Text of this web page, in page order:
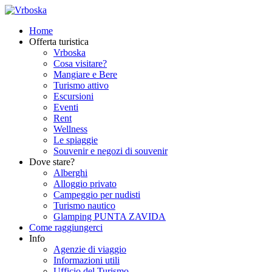
Home
Offerta turistica
Vrboska
Cosa visitare?
Mangiare e Bere
Turismo attivo
Escursioni
Eventi
Rent
Wellness
Le spiaggie
Souvenir e negozi di souvenir
Dove stare?
Alberghi
Alloggio privato
Campeggio per nudisti
Turismo nautico
Glamping PUNTA ZAVIDA
Come raggiungerci
Info
Agenzie di viaggio
Informazioni utili